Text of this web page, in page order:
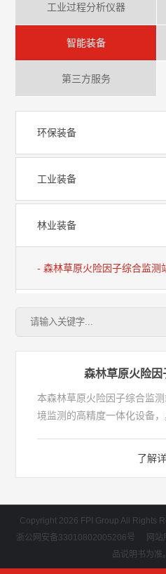
工业过程分析仪器
智能装备
第三方服务
环保装备
工业装备
林业装备
- 森林草原火险因子综合监测
- 森林草原火险因子综合监测
森林草原火险因
本森林草原火险因子综合监
境监测的高精度一体化设备
能供电，满足长期野外无人
确、稳定、安全。
了解
Copyright 2026 FPI Group All Rights
浙公网安备33010802005206号
网
品说明书为准